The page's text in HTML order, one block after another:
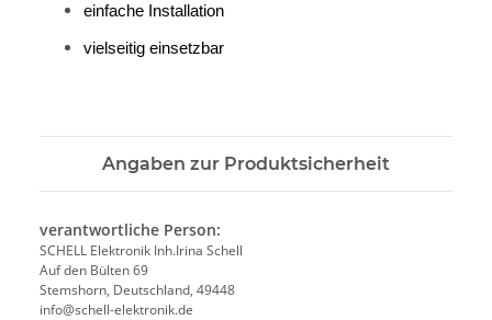
einfache Installation
vielseitig einsetzbar
Angaben zur Produktsicherheit
verantwortliche Person:
SCHELL Elektronik Inh.Irina Schell
Auf den Bülten 69
Stemshorn, Deutschland, 49448
info@schell-elektronik.de